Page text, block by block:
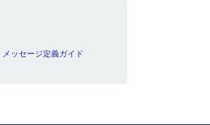
メッセージ定義ガイド